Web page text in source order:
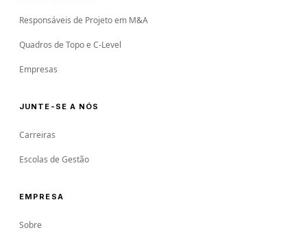
Responsáveis de Projeto em M&A
Quadros de Topo e C-Level
Empresas
JUNTE-SE A NÓS
Carreiras
Escolas de Gestão
EMPRESA
Sobre